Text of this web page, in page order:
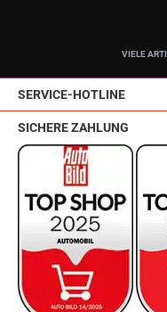
VIELE
SERVICE-HOTLINE
SICHERE ZAHLUNG